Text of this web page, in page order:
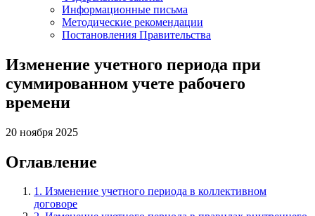
Информационные письма
Методические рекомендации
Постановления Правительства
Изменение учетного периода при
суммированном учете рабочего
времени
20 ноября 2025
Оглавление
1. Изменение учетного периода в коллективном
договоре